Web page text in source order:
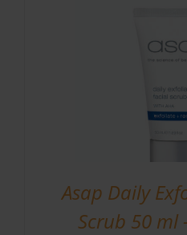
Asap Daily
Scrub 50 ml